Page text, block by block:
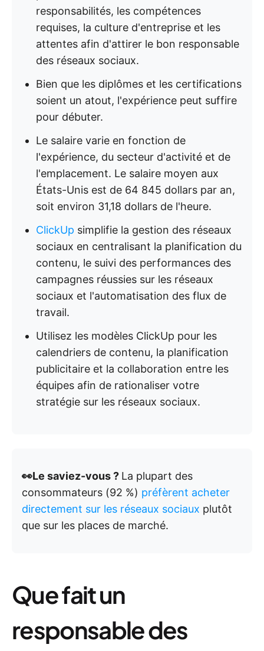
responsabilités, les compétences
requises, la culture d'entreprise et les
attentes afin d'attirer le bon responsable
des réseaux sociaux.
Bien que les diplômes et les certifications
soient un atout, l'expérience peut suffire
pour débuter.
Le salaire varie en fonction de
l'expérience, du secteur d'activité et de
l'emplacement. Le salaire moyen aux
États-Unis est de 64 845 dollars par an,
soit environ 31,18 dollars de l'heure.
ClickUp simplifie la gestion des réseaux
sociaux en centralisant la planification du
contenu, le suivi des performances des
campagnes réussies sur les réseaux
sociaux et l'automatisation des flux de
travail.
Utilisez les modèles ClickUp pour les
calendriers de contenu, la planification
publicitaire et la collaboration entre les
équipes afin de rationaliser votre
stratégie sur les réseaux sociaux.
👀Le saviez-vous ? La plupart des
consommateurs (92 %) préfèrent acheter
directement sur les réseaux sociaux plutôt
que sur les places de marché.
Que fait un
responsable des